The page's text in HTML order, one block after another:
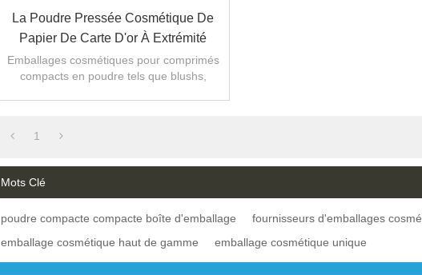
La Poudre Pressée Cosmétique De
Papier De Carte D'or À Extrémité
Élevé Compacte La Boîte
D'emballage Avec Le Vernis De Perle
Emballages cosmétiques pour comprimés
compacts en poudre tels que blushs,
1
Mots Clé
poudre compacte compacte boîte d'emballage fournisseurs d'emballages
emballage cosmétique haut de gamme
emballage cosmétique unique